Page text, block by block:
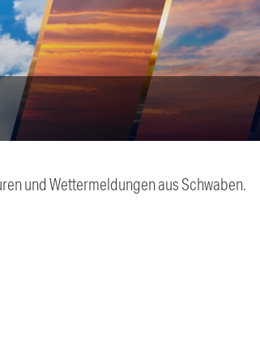
und Wettermeldungen aus Schwaben.